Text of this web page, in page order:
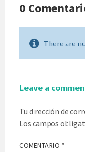
0
There are
Leave a
Tu dirección de
Los campos
COMENTARIO *